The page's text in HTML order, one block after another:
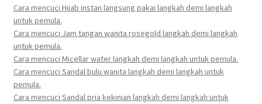
Cara mencuci Hijab instan langsung pakai langkah demi langkah
untuk pemula.
Cara mencuci Jam tangan wanita rosegold langkah demi langkah
untuk pemula.
Cara mencuci Micellar water langkah demi langkah untuk pemula.
Cara mencuci Sandal bulu wanita langkah demi langkah untuk
pemula.
Cara mencuci Sandal pria kekinian langkah demi langkah untuk